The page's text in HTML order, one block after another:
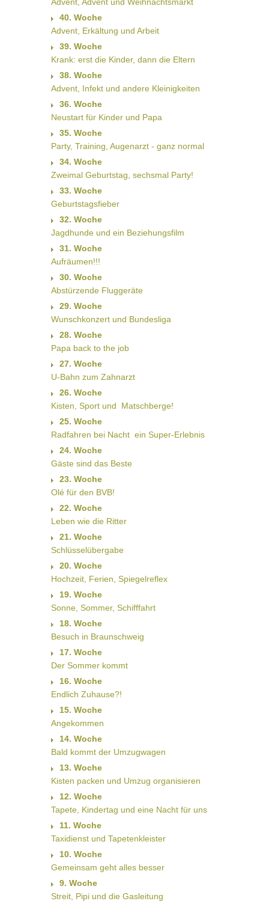
Advent, Advent und Weihnachtsmarkt
40. Woche
Advent, Erkältung und Arbeit
39. Woche
Krank: erst die Kinder, dann die Eltern
38. Woche
Advent, Infekt und andere Kleinigkeiten
36. Woche
Neustart für Kinder und Papa
35. Woche
Party, Training, Augenarzt - ganz normal
34. Woche
Zweimal Geburtstag, sechsmal Party!
33. Woche
Geburtstagsfieber
32. Woche
Jagdhunde und ein Beziehungsfilm
31. Woche
Aufräumen!!!
30. Woche
Abstürzende Fluggeräte
29. Woche
Wunschkonzert und Bundesliga
28. Woche
Papa back to the job
27. Woche
U-Bahn zum Zahnarzt
26. Woche
Kisten, Sport und  Matschberge!
25. Woche
Radfahren bei Nacht  ein Super-Erlebnis
24. Woche
Gäste sind das Beste
23. Woche
Olé für den BVB!
22. Woche
Leben wie die Ritter
21. Woche
Schlüsselübergabe
20. Woche
Hochzeit, Ferien, Spiegelreflex
19. Woche
Sonne, Sommer, Schifffahrt
18. Woche
Besuch in Braunschweig
17. Woche
Der Sommer kommt
16. Woche
Endlich Zuhause?!
15. Woche
Angekommen
14. Woche
Bald kommt der Umzugwagen
13. Woche
Kisten packen und Umzug organisieren
12. Woche
Tapete, Kindertag und eine Nacht für uns
11. Woche
Taxidienst und Tapetenkleister
10. Woche
Gemeinsam geht alles besser
9. Woche
Streit, Pipi und die Gasleitung